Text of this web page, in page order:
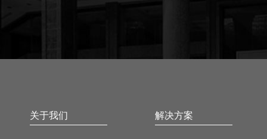
关于我们 解决方案